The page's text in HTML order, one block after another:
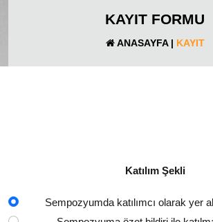
4.
KAYIT FORMU
ANASAYFA | KAYIT
Katılım Şekli
Sempozyumda katılımcı olarak yer